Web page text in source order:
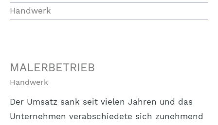
Handwerk
MALERBETRIEB
Handwerk
Der Umsatz sank seit vielen Jahren und das
Unternehmen verabschiedete sich zunehmend